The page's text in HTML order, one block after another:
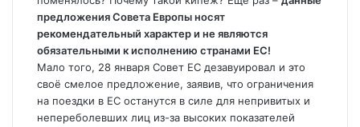
предложения Совета Европы носят
рекомендательный характер и не являются
обязательными к исполнению странами ЕС!
Мало того, 28 января Совет ЕС дезавуировал и это
своё смелое предложение, заявив, что ограничения
на поездки в ЕС останутся в силе для непривитых и
непереболевших лиц из-за высоких показателей